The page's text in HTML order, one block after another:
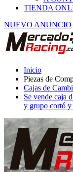
NUEVO ANUNCIO
Piezas de
Cajas de Cambio
Se vende caja
y grupo cortó y